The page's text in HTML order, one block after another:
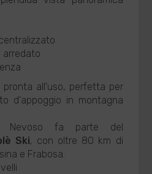
arredato
pronta all'uso, perfetta per
d'appoggio in montagna
Nevoso fa parte del
Ski, con oltre 80 km di
e Frabosa.